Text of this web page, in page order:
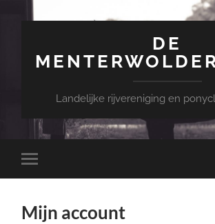
DE
Landelijke rijvereniging en
Toggle
mobiel
Mijn account